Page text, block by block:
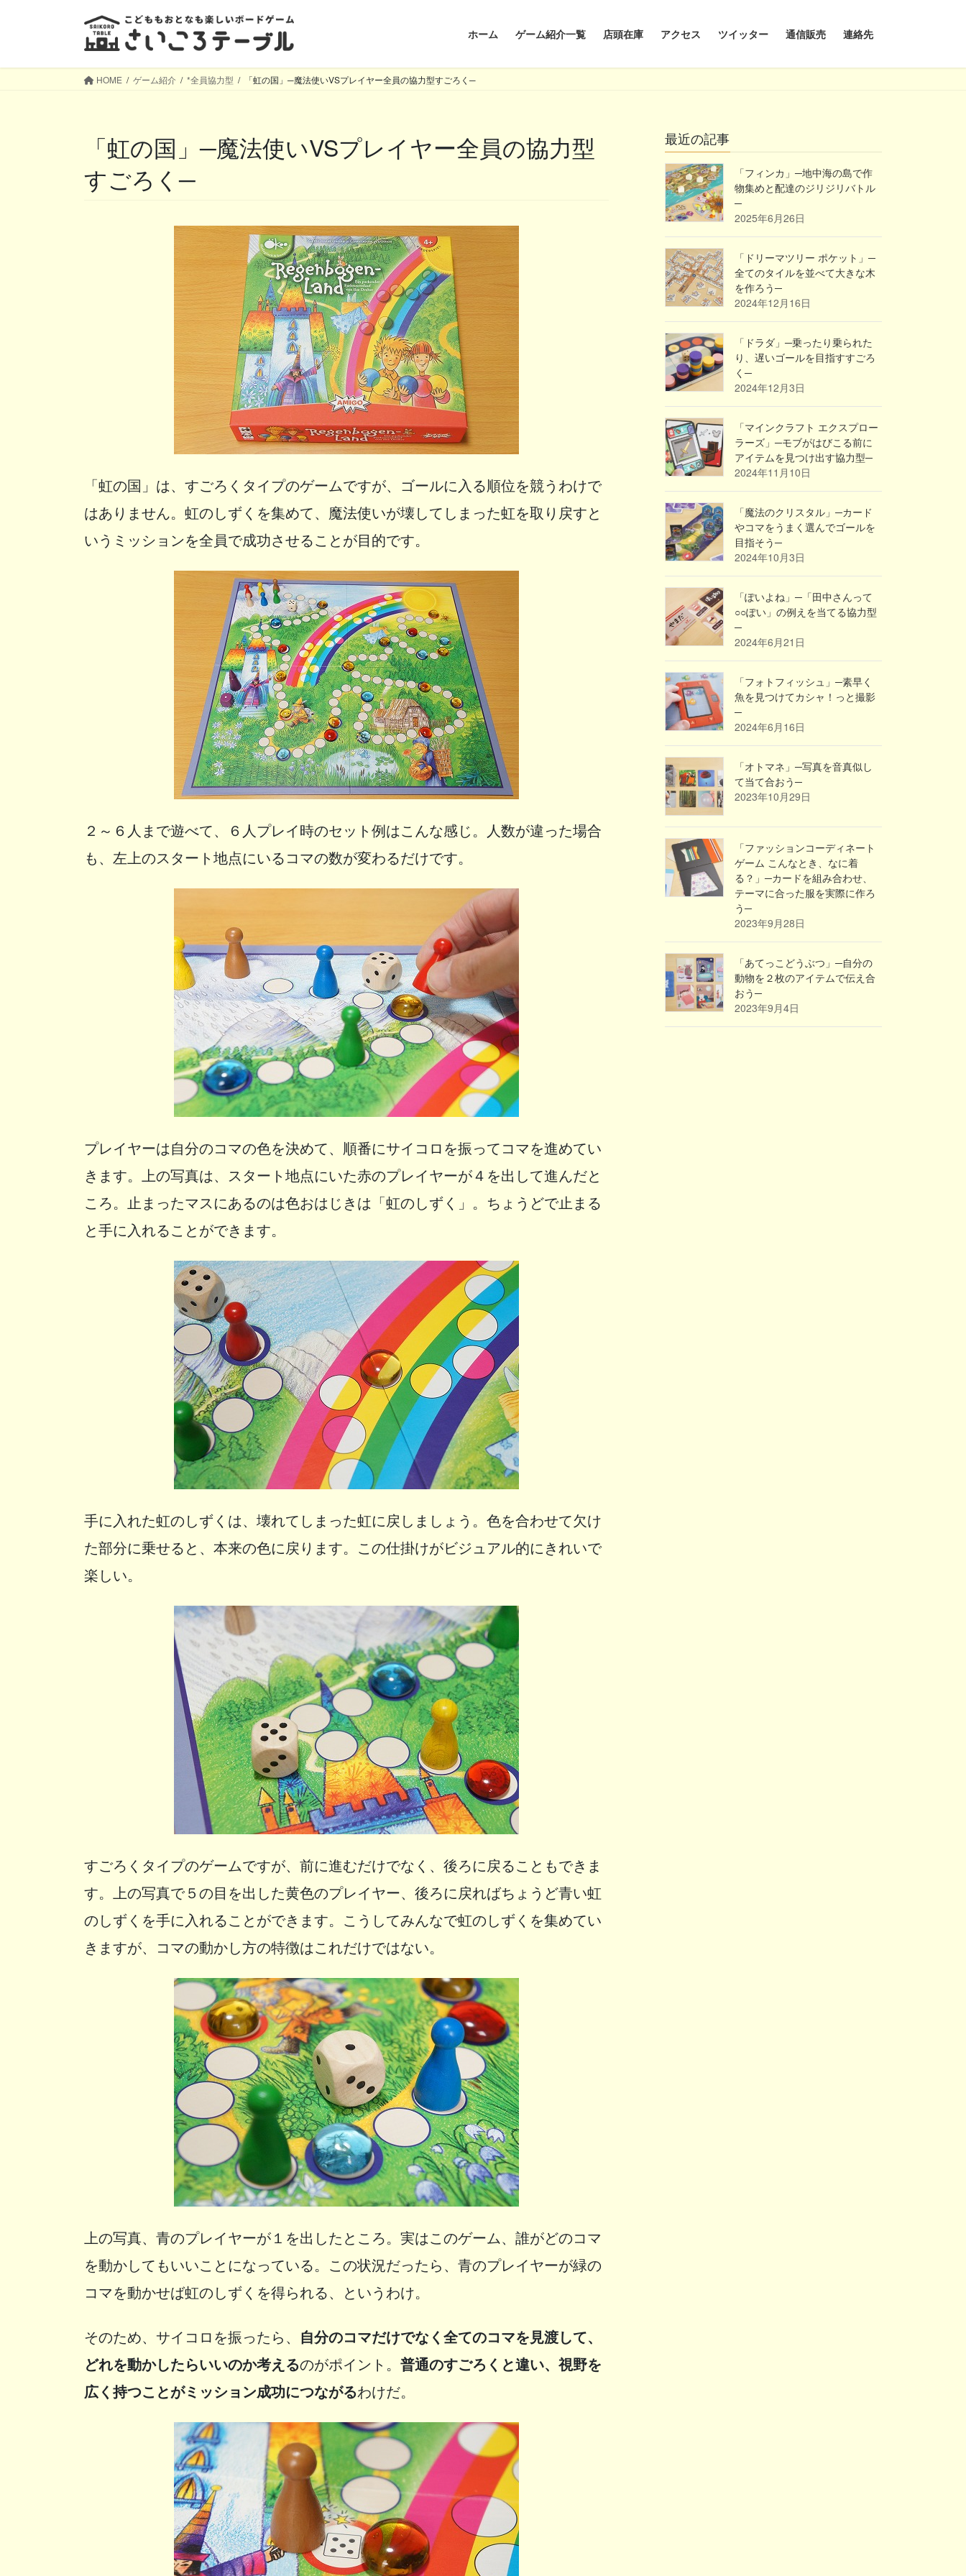
ホーム ゲーム紹介一覧 店頭在庫 アクセス ツイッター 通信販売 連絡先
HOME ゲーム紹介 *全員協力型 「虹の国」─魔法使いVSプレイヤー全員の協力型すごろく─
「虹の国」─魔法使いVSプレイヤー全員の協力型
すごろく─
「虹の国」は、すごろくタイプのゲームですが、ゴールに入る順位を競うわけで
はありません。虹のしずくを集めて、魔法使いが壊してしまった虹を取り戻すと
いうミッションを全員で成功させることが目的です。
２～６人まで遊べて、６人プレイ時のセット例はこんな感じ。人数が違った場合
も、左上のスタート地点にいるコマの数が変わるだけです。
プレイヤーは自分のコマの色を決めて、順番にサイコロを振ってコマを進めてい
きます。上の写真は、スタート地点にいた赤のプレイヤーが４を出して進んだと
ころ。止まったマスにあるのは色おはじきは「虹のしずく」。ちょうどで止まる
と手に入れることができます。
手に入れた虹のしずくは、壊れてしまった虹に戻しましょう。色を合わせて欠け
た部分に乗せると、本来の色に戻ります。この仕掛けがビジュアル的にきれいで
楽しい。
すごろくタイプのゲームですが、前に進むだけでなく、後ろに戻ることもできま
す。上の写真で５の目を出した黄色のプレイヤー、後ろに戻ればちょうど青い虹
のしずくを手に入れることができます。こうしてみんなで虹のしずくを集めてい
きますが、コマの動かし方の特徴はこれだけではない。
上の写真、青のプレイヤーが１を出したところ。実はこのゲーム、誰がどのコマ
を動かしてもいいことになっている。この状況だったら、青のプレイヤーが緑の
コマを動かせば虹のしずくを得られる、というわけ。
そのため、サイコロを振ったら、 自分のコマだけでなく全てのコマを見渡して、
どれを動かしたらいいのか考えるのがポイント。 普通のすごろくと違い、視野を
広く持つことがミッション成功につながるわけだ。
最近の記事
「フィンカ」─地中海の島で作
物集めと配達のジリジリバトル
─
2025年6月26日
「ドリーマツリー ポケット」─
全てのタイルを並べて大きな木
を作ろう─
2024年12月16日
「ドラダ」─乗ったり乗られた
り、遅いゴールを目指すすごろ
く─
2024年12月3日
「マインクラフト エクスプロー
ラーズ」─モブがはびこる前に
アイテムを見つけ出す協力型─
2024年11月10日
「魔法のクリスタル」─カード
やコマをうまく選んでゴールを
目指そう─
2024年10月3日
「ぽいよね」─「田中さんって
○○ぽい」の例えを当てる協力型
─
2024年6月21日
「フォトフィッシュ」─素早く
魚を見つけてカシャ！っと撮影
─
2024年6月16日
「オトマネ」─写真を音真似し
て当て合おう─
2023年10月29日
「ファッションコーディネート
ゲーム こんなとき、なに着
る？」─カードを組み合わせ、
テーマに合った服を実際に作ろ
う─
2023年9月28日
「あてっこどうぶつ」─自分の
動物を２枚のアイテムで伝え合
おう─
2023年9月4日